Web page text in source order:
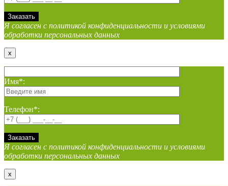
Я согласен с политикой конфиденциальности и условиями
обработки персональных данных
x
Имя*:
Телефон*:
Я согласен с политикой конфиденциальности и условиями
обработки персональных данных
x